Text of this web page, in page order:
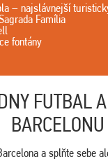
– najslávnejší
Família
fontány
FUTBAL
BARCELONU
a splňte sebe